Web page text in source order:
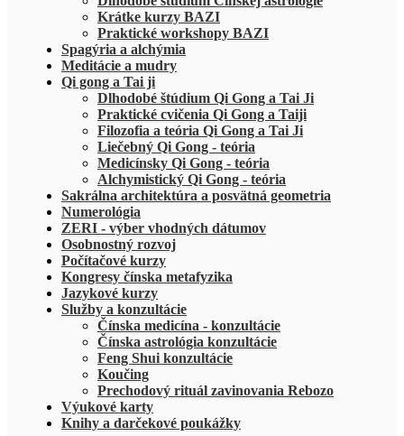
Krátke kurzy BAZI
Praktické workshopy BAZI
Spagýria a alchýmia
Meditácie a mudry
Qi gong a Tai ji
Dlhodobé štúdium Qi Gong a Tai Ji
Praktické cvičenia Qi Gong a Taiji
Filozofia a teória Qi Gong a Tai Ji
Liečebný Qi Gong - teória
Medicínsky Qi Gong - teória
Alchymistický Qi Gong - teória
Sakrálna architektúra a posvätná geometria
Numerológia
ZERI - výber vhodných dátumov
Osobnostný rozvoj
Počítačové kurzy
Kongresy čínska metafyzika
Jazykové kurzy
Služby a konzultácie
Čínska medicína - konzultácie
Čínska astrológia konzultácie
Feng Shui konzultácie
Koučing
Prechodový rituál zavinovania Rebozo
Výukové karty
Knihy a darčekové poukážky